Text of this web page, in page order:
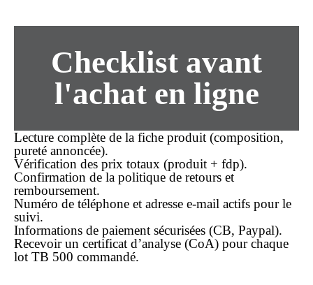
Checklist avant
l'achat en ligne
Lecture complète de la fiche produit (composition,
pureté annoncée).
Vérification des prix totaux (produit + fdp).
Confirmation de la politique de retours et
remboursement.
Numéro de téléphone et adresse e-mail actifs pour le
suivi.
Informations de paiement sécurisées (CB, Paypal).
Recevoir un certificat d’analyse (CoA) pour chaque
lot TB 500 commandé.